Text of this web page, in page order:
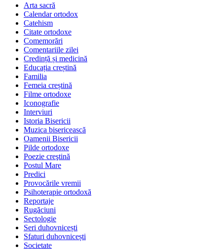
Arta sacră
Calendar ortodox
Catehism
Citate ortodoxe
Comemorări
Comentariile zilei
Credință și medicină
Educația creștină
Familia
Femeia creștină
Filme ortodoxe
Iconografie
Interviuri
Istoria Bisericii
Muzica bisericească
Oamenii Bisericii
Pilde ortodoxe
Poezie creştină
Postul Mare
Predici
Provocările vremii
Psihoterapie ortodoxă
Reportaje
Rugăciuni
Sectologie
Seri duhovnicești
Sfaturi duhovnicești
Societate